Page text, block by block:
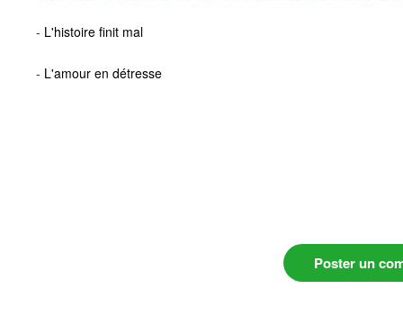
- L'histoire finit mal
- L'amour en détresse
Poster un